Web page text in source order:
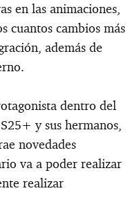
en las animaciones,
cuantos cambios más
además de
dentro del
y sus hermanos,
novedades
va a poder realizar
realizar